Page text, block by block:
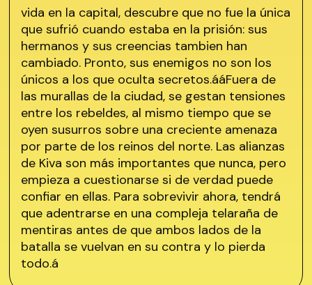
vida en la capital, descubre que no fue la única
que sufrió cuando estaba en la prisión: sus
hermanos y sus creencias tambien han
cambiado. Pronto, sus enemigos no son los
únicos a los que oculta secretos.ááFuera de
las murallas de la ciudad, se gestan tensiones
entre los rebeldes, al mismo tiempo que se
oyen susurros sobre una creciente amenaza
por parte de los reinos del norte. Las alianzas
de Kiva son más importantes que nunca, pero
empieza a cuestionarse si de verdad puede
confiar en ellas. Para sobrevivir ahora, tendrá
que adentrarse en una compleja telaraña de
mentiras antes de que ambos lados de la
batalla se vuelvan en su contra y lo pierda
todo.á